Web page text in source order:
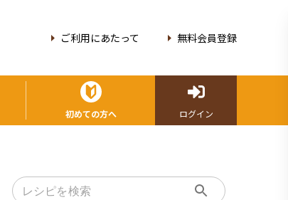
ご利用にあたって 無料会員登録
初めての方へ ログイン